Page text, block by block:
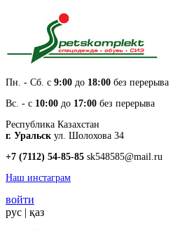
Пн. - Cб. с 9:00 до 18:00 без перерыва
Вс. - с 10:00 до 17:00 без перерыва
Республика Казахстан
г. Уральск ул. Шолохова 34
+7 (7112) 54-85-85 sk548585@mail.ru
Наш инстаграм
войти
рус | қаз